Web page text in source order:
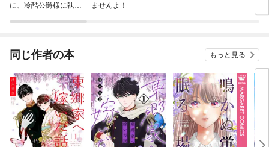
に、冷酷公爵様に執着
ませんよ！
同じ作者の本 もっと見る